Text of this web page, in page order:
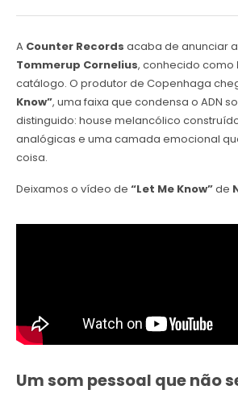
A Counter Records acaba de anunciar
Tommerup Cornelius, conhecido como
catálogo. O produtor de Copenhaga
Know”, uma faixa que condensa o ADN
distinguido: house melancólico
analógicas e uma camada emocional
coisa.
Deixamos o vídeo de “Let Me Know”de
Um som pessoal que não